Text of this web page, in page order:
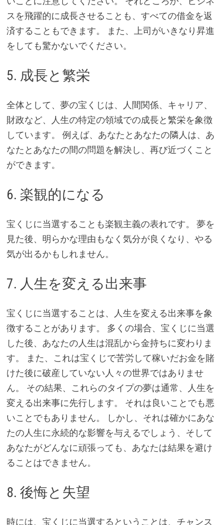
スを飛躍的に成長させることも、すべての借金を返
済することもできます。 また、上司がいきなり昇進
をしても驚かないでください。
5. 成長と繁栄
全体として、夢の宝くじは、人間関係、キャリア、
財政など、人生の特定の領域での成長と繁栄を象徴
しています。 例えば、あなたとあなたの隣人は、あ
なたとあなたの間の問題を解決し、再び近づくこと
ができます。
6. 楽観的になる
宝くじに当選することも楽観主義の表れです。 夢を
見た後、明らかな理由もなく気分が良くなり、やる
気が出るかもしれません。
7. 人生を変える出来事
宝くじに当選することは、人生を変える出来事を象
徴することがあります。 多くの場合、宝くじに当選
した後、あなたの人生は混乱から金持ちに変わりま
す。 また、これは宝くじで苦労して稼いだお金を賭
けた後に破産していない人々の世界ではありませ
ん。 その結果、これらのタイプの夢は通常、人生を
変える出来事に先行します。 それは良いことでも悪
いことでもありません。 しかし、それは確かにあな
たの人生に永続的な影響を与えるでしょう、そして
あなたがどんなに頑張っても、あなたは結果を避け
ることはできません。
8. 後悔と失望
時には、宝くじに当選するということは、チャンス